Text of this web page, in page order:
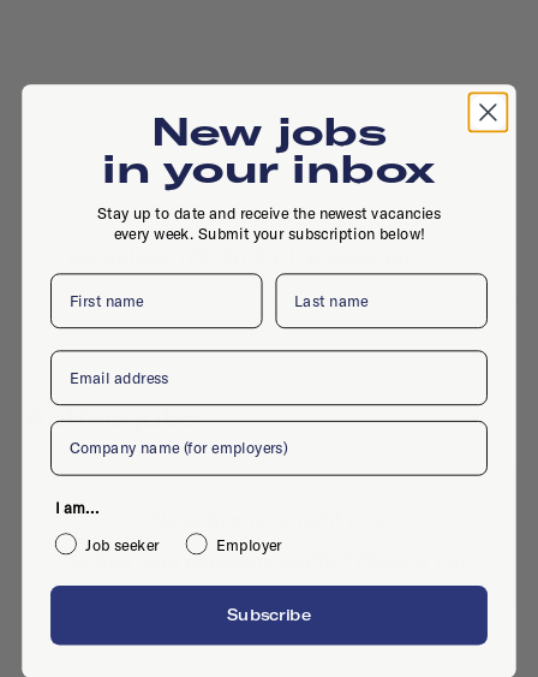
Active jobs
Is this your company profile?
New jobs
in your inbox
Stay up to date and receive the newest vacancies
every week. Submit your subscription below!
First name Last name
Email
Company
I am...
Job seeker
Employer
Subscribe